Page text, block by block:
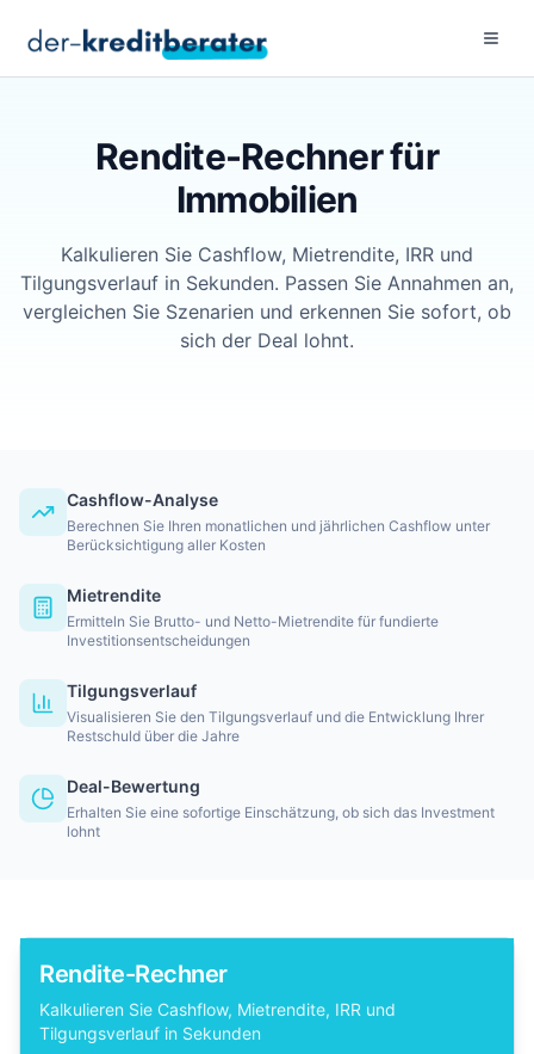
Menu
Rendite-Rechner für
Immobilien
Kalkulieren Sie Cashflow, Mietrendite, IRR und
Tilgungsverlauf in Sekunden. Passen Sie Annahmen an,
vergleichen Sie Szenarien und erkennen Sie sofort, ob
sich der Deal lohnt.
Cashflow-Analyse
Berechnen Sie Ihren monatlichen und jährlichen Cashflow unter
Berücksichtigung aller Kosten
Mietrendite
Ermitteln Sie Brutto- und Netto-Mietrendite für fundierte
Investitionsentscheidungen
Tilgungsverlauf
Visualisieren Sie den Tilgungsverlauf und die Entwicklung Ihrer
Restschuld über die Jahre
Deal-Bewertung
Erhalten Sie eine sofortige Einschätzung, ob sich das Investment
lohnt
Rendite-Rechner
Kalkulieren Sie Cashflow, Mietrendite, IRR und
Tilgungsverlauf in Sekunden